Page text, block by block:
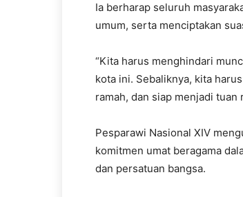
Ia berharap seluruh
umum, serta menciptakan
“Kita harus menghindari
kota ini. Sebaliknya, kita
ramah, dan siap menjadi tuan
Pesparawi Nasional XIV
komitmen umat beragama
dan persatuan bangsa.